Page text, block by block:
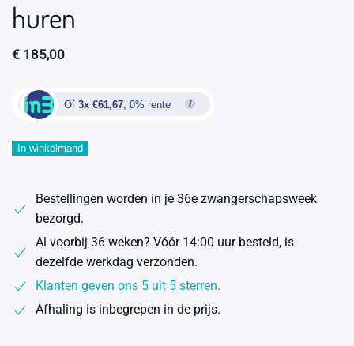
huren
€ 185,00
Of 3x €61,67 , 0% rente
Bevallingsbad
1-
pers.
inclusief
premiumpakket
huren
aantal
In winkelmand
Bestellingen worden in je 36e zwangerschapsweek
bezorgd.
Al voorbij 36 weken? Vóór 14:00 uur besteld, is
dezelfde werkdag verzonden.
Klanten geven ons 5 uit 5 sterren.
Afhaling is inbegrepen in de prijs.